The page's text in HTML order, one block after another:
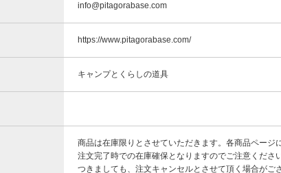
info@pitagorabase.com
https://www.pitagorabase.com/
キャンプとくらしの道具
商品は在庫限りとさせていただきます。各商品ページ
注文完了時での在庫確保となりますのでご注意くだ
つきましても、注文キャンセルとさせて頂く場合がご